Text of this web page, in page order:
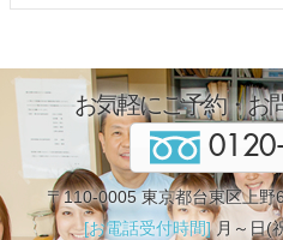
お気軽にご予約・お
〒110-0005 東京都台東区上
[お電話受付時間]月～日(